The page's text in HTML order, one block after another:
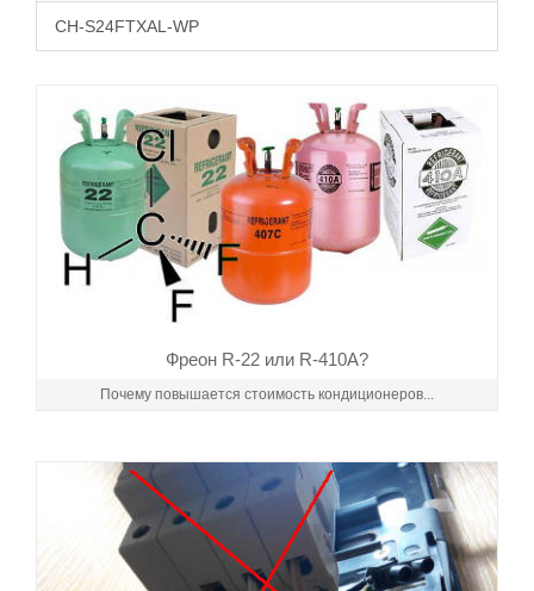
CH-S24FTXAL-WP
Фреон R-22 или R-410A?
Почему повышается стоимость кондиционеров...